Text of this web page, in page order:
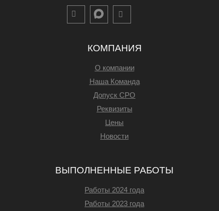
КОМПАНИЯ
О компании
Наша Команда
Допуск СРО
Реквизиты
Цены
Новости
ВЫПОЛНЕННЫЕ РАБОТЫ
Работы 2024 года
Работы 2023 года